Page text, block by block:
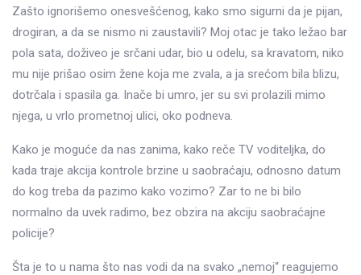
Zašto ignorišemo onesvešćenog, kako smo sigurni da je pijan,
drogiran, a da se nismo ni zaustavili? Moj otac je tako ležao bar
pola sata, doživeo je srčani udar, bio u odelu, sa kravatom, niko
mu nije prišao osim žene koja me zvala, a ja srećom bila blizu,
dotrčala i spasila ga. Inače bi umro, jer su svi prolazili mimo
njega, u vrlo prometnoj ulici, oko podneva.
Kako je moguće da nas zanima, kako reče TV voditeljka, do
kada traje akcija kontrole brzine u saobraćaju, odnosno datum
do kog treba da pazimo kako vozimo? Zar to ne bi bilo
normalno da uvek radimo, bez obzira na akciju saobraćajne
policije?
Šta je to u nama što nas vodi da na svako „nemoj“ reagujemo